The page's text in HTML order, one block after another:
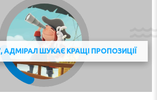
damage to the property during your
asked to pay up to EUR 300 after
to this property's Damage Policy.
EUR 40 end-of-stay cleaning fee is
to pay by cash on site. You can
fee or clean the accommodation
the host 15 minutes before
details provided on your
АДМІРАЛ ШУКАЄ КРАЩІ ПРОПОЗИЦІЇ